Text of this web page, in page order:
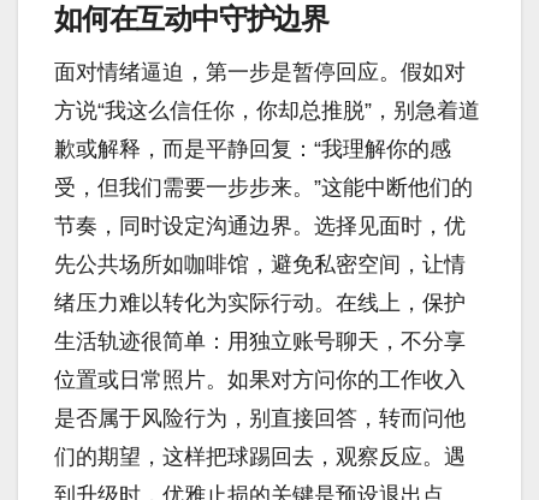
如何在互动中守护边界
面对情绪逼迫，第一步是暂停回应。假如对
方说“我这么信任你，你却总推脱”，别急着道
歉或解释，而是平静回复：“我理解你的感
受，但我们需要一步步来。”这能中断他们的
节奏，同时设定沟通边界。选择见面时，优
先公共场所如咖啡馆，避免私密空间，让情
绪压力难以转化为实际行动。在线上，保护
生活轨迹很简单：用独立账号聊天，不分享
位置或日常照片。如果对方问你的工作收入
是否属于风险行为，别直接回答，转而问他
们的期望，这样把球踢回去，观察反应。遇
到升级时，优雅止损的关键是预设退出点